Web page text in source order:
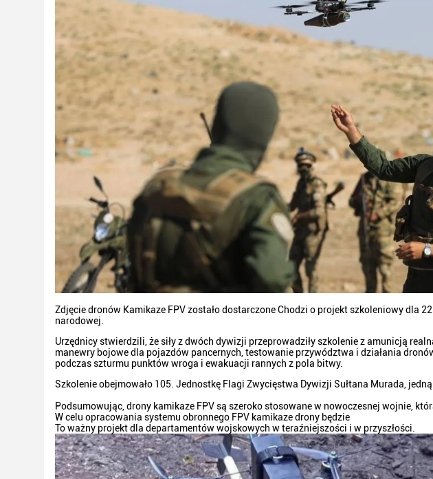
Zdjęcie dronów Kamikaze FPV zostało dostarczoneChodzi o projekt szkoleniowy dla
narodowej.
Urzędnicy stwierdzili, że siły z dwóch dywizji przeprowadziły szkolenie z amunicją
manewry bojowe dla pojazdów pancernych, testowanie przywództwa i działania
podczas szturmu punktów wroga i ewakuacji rannych z pola bitwy.
Szkolenie obejmowało 105. Jednostkę Flagi Zwycięstwa Dywizji Sułtana Murada,
Podsumowując, drony kamikaze FPV są szeroko stosowane w nowoczesnej wojnie,
W celu opracowania systemu obronnego FPV kamikaze drony będzie
To ważny projekt dla departamentów wojskowych w teraźniejszości i w przyszłości.